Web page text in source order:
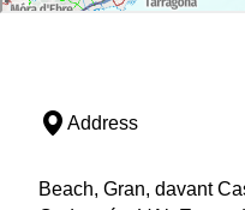
Address
Beach, Gran, davant